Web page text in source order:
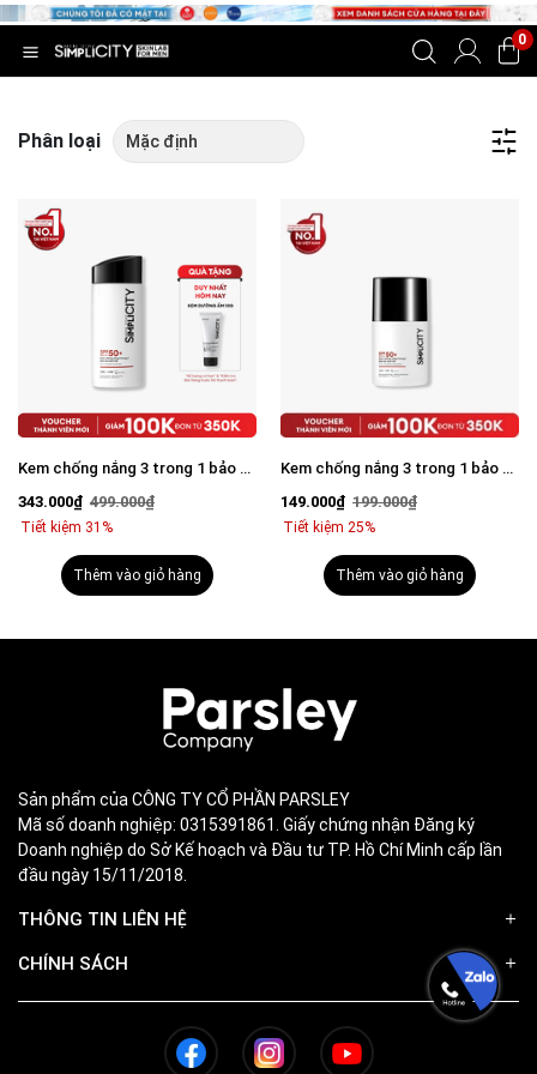
0
Phân loại
Kem chống nắng 3 trong 1 bảo vệ
80ml với SPF 50+ PA++++
343.000₫ 499.000₫
Tiết kiệm 31%
Thêm vào giỏ hàng
Kem chống nắng 3 trong 1 bảo vệ
20ml SPF 50+ PA++++
149.000₫ 199.000₫
Tiết kiệm 25%
Thêm vào giỏ hàng
Sản phẩm của CÔNG TY CỔ PHẦN PARSLEY
Mã số doanh nghiệp: 0315391861. Giấy chứng nhận Đăng ký
Doanh nghiệp do Sở Kế hoạch và Đầu tư TP. Hồ Chí Minh cấp lần
đầu ngày 15/11/2018.
THÔNG TIN LIÊN HỆ
CHÍNH SÁCH